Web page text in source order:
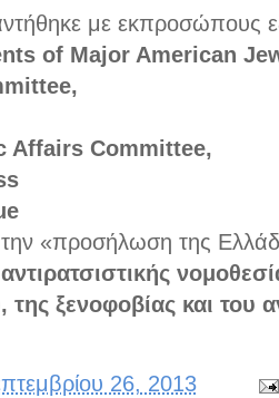
με εκπροσώπους
of Major American
Affairs Committee,
την «προσήλωση της
της ξενοφοβίας και του
26, 2013